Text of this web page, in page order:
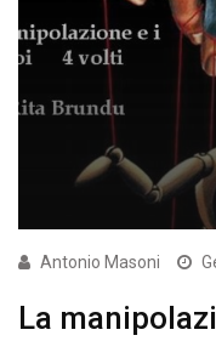
Antonio Masoni
La